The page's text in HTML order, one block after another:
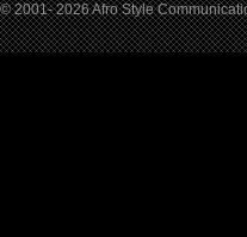
© 2001- 2026 Afro Style